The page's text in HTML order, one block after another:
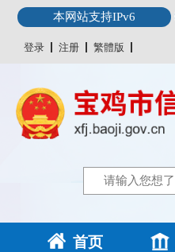
本网站支持IPv6
登录 注册 繁體版
首页